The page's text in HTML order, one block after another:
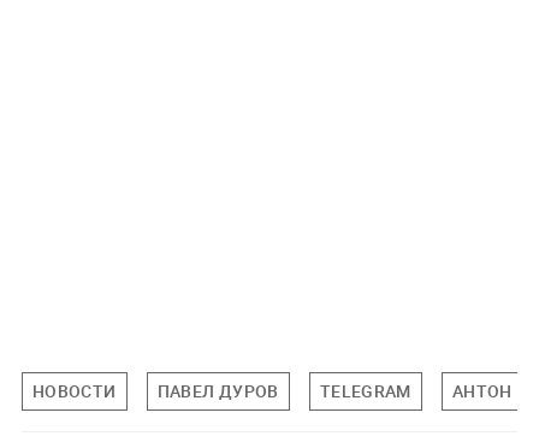
НОВОСТИ ПАВЕЛ ДУРОВ TELEGRAM АНТОН